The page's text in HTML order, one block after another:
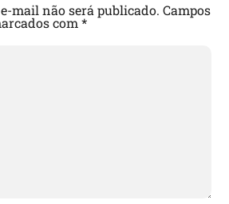
mail não será publicado. Campos
com*